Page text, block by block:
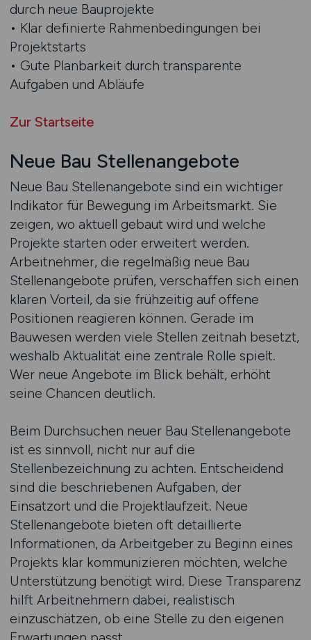
durch neue Bauprojekte
• Klar definierte Rahmenbedingungen bei
Projektstarts
• Gute Planbarkeit durch transparente
Aufgaben und Abläufe
Zur Startseite
Neue Bau Stellenangebote
Neue Bau Stellenangebote sind ein wichtiger
Indikator für Bewegung im Arbeitsmarkt. Sie
zeigen, wo aktuell gebaut wird und welche
Projekte starten oder erweitert werden.
Arbeitnehmer, die regelmäßig neue Bau
Stellenangebote prüfen, verschaffen sich einen
klaren Vorteil, da sie frühzeitig auf offene
Positionen reagieren können. Gerade im
Bauwesen werden viele Stellen zeitnah besetzt,
weshalb Aktualität eine zentrale Rolle spielt.
Wer neue Angebote im Blick behält, erhöht
seine Chancen deutlich.
Beim Durchsuchen neuer Bau Stellenangebote
ist es sinnvoll, nicht nur auf die
Stellenbezeichnung zu achten. Entscheidend
sind die beschriebenen Aufgaben, der
Einsatzort und die Projektlaufzeit. Neue
Stellenangebote bieten oft detaillierte
Informationen, da Arbeitgeber zu Beginn eines
Projekts klar kommunizieren möchten, welche
Unterstützung benötigt wird. Diese Transparenz
hilft Arbeitnehmern dabei, realistisch
einzuschätzen, ob eine Stelle zu den eigenen